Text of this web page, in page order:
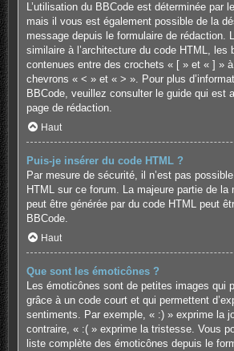
L’utilisation du BBCode est déterminée par
mais il vous est également possible de la
message depuis le formulaire de rédaction.
similaire à l’architecture du code HTML, les
contenues entre des crochets « [ » et « ] »
chevrons « < » et « > ». Pour plus
BBCode, veuillez consulter le guide qui est
page de rédaction.
Haut
Puis-je insérer du code HTML ?
Par mesure de sécurité, il n’est pas
HTML sur ce forum. La majeure partie de la
peut être générée par du code HTML peut
BBCode.
Haut
Que sont les émoticônes ?
Les émoticônes sont de petites images qui
grâce à un code court et qui permettent
sentiments. Par exemple, « :) » exprime la
contraire, « :( » exprime la tristesse. Vous
liste complète des émoticônes depuis le